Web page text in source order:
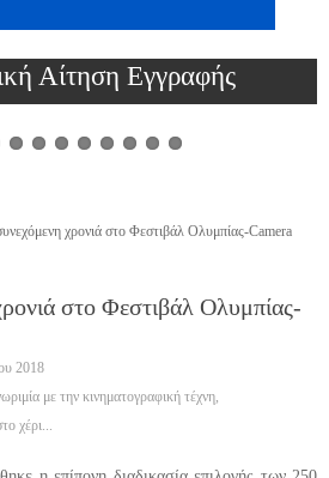
Σεπτεμβρίου 2026
χρονιά στο Φεστιβάλ Ολυμπίας-Camera
στο Φεστιβάλ Ολυμπίας-
2018
με την κινηματογραφική τέχνη,
χέρι...